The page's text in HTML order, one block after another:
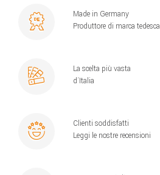
Made in Germany
Produttore di marca tedesca
La scelta più vasta
d´Italia
Clienti soddisfatti
Leggi le nostre recensioni